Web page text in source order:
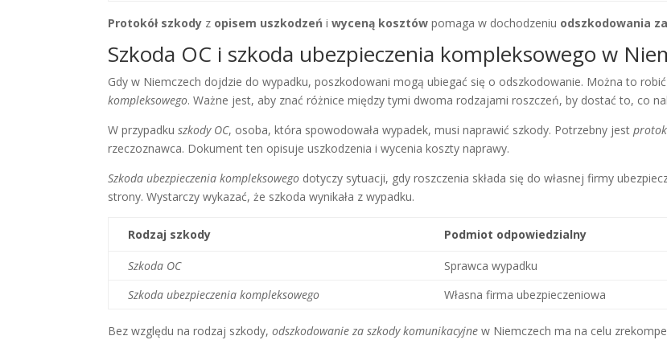
Protokół szkody z opisem uszkodzeń iwyceną kosztów pomaga w dochodzeniu odszkodowania
Szkoda OC i szkoda ubezpieczenia kompleksowego w
Gdy w Niemczech dojdzie do wypadku, poszkodowani mogą ubiegać się o odszkodowanie. Można to
kompleksowego. Ważne jest, aby znać różnice między tymi dwoma rodzajami roszczeń, by dostać to, co
W przypadkuszkody OC, osoba, która spowodowała wypadek, musi naprawić szkody. Potrzebny jest
rzeczoznawca. Dokument ten opisuje uszkodzenia i wycenia koszty naprawy.
Szkoda ubezpieczenia kompleksowego dotyczy sytuacji, gdy roszczenia składa się do własnej firmy
strony. Wystarczy wykazać, że szkoda wynikała z wypadku.
Rodzaj szkody Podmiot odpowiedzialny
Szkoda OC Sprawca wypadku
Szkoda ubezpieczenia kompleksowego
Własna firma ubezpieczeniowa
Bez względu na rodzaj szkody,odszkodowanie za szkody komunikacyjne w Niemczech ma na celu